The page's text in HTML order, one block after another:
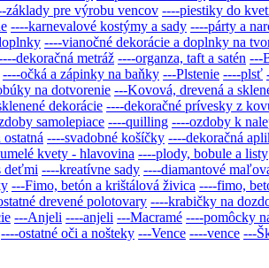
základy pre výrobu vencov ----piestiky do
----karnevalové kostýmy a sady ----párty a
----vianočné dekorácie a doplnky na
dekoračná metráž ----organza, taft a satén ---
----očká a zápinky na baňky ---Plstenie ----plsť
na dotvorenie ---Kovová, drevená a
dekorácie ----dekoračné prívesky z
samolepiace ----quilling ----ozdoby k
----svadobné košíčky ----dekoračná
kvety - hlavovina ----plody, bobule a listy
deťmi ----kreatívne sady ----diamantové
---Fimo, betón a krištálová živica ----fimo,
drevené polotovary ----krabičky na
---Anjeli ----anjeli ---Macramé ----pomôcky
----ostatné oči a nošteky ---Vence ----vence ---